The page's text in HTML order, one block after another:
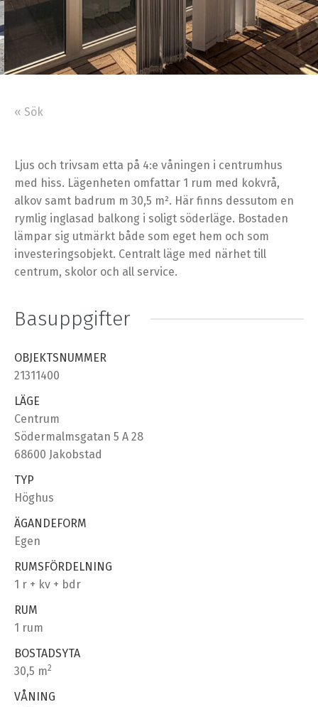
« Sök
Ljus och trivsam etta på 4:e våningen i centrumhus
med hiss. Lägenheten omfattar 1 rum med kokvrå,
alkov samt badrum m 30,5 m². Här finns dessutom en
rymlig inglasad balkong i soligt söderläge. Bostaden
lämpar sig utmärkt både som eget hem och som
investeringsobjekt. Centralt läge med närhet till
centrum, skolor och all service.
Basuppgifter
OBJEKTSNUMMER
21311400
LÄGE
Centrum
Södermalmsgatan 5 A 28
68600 Jakobstad
TYP
Höghus
ÄGANDEFORM
Egen
RUMSFÖRDELNING
1 r + kv + bdr
RUM
1 rum
BOSTADSYTA
30,5 m2
VÅNING